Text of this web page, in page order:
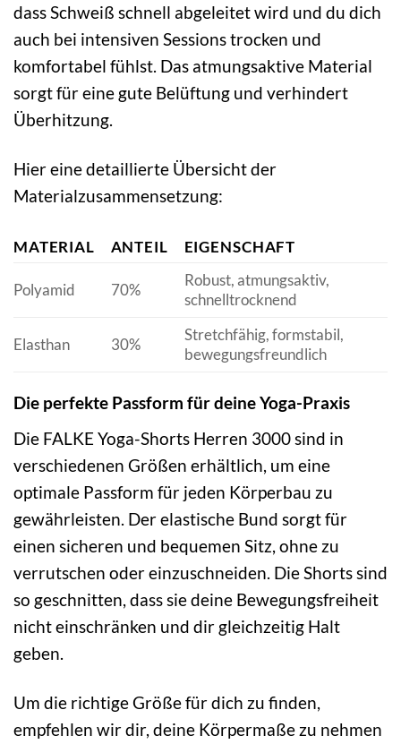
dass Schweiß schnell abgeleitet wird und du dich
auch bei intensiven Sessions trocken und
komfortabel fühlst. Das atmungsaktive Material
sorgt für eine gute Belüftung und verhindert
Überhitzung.
Hier eine detaillierte Übersicht der
Materialzusammensetzung:
MATERIAL ANTEIL EIGENSCHAFT
Polyamid 70%
Robust, atmungsaktiv,
schnelltrocknend
Elasthan 30%
Stretchfähig, formstabil,
bewegungsfreundlich
Die perfekte Passform für deine Yoga-Praxis
Die FALKE Yoga-Shorts Herren 3000 sind in
verschiedenen Größen erhältlich, um eine
optimale Passform für jeden Körperbau zu
gewährleisten. Der elastische Bund sorgt für
einen sicheren und bequemen Sitz, ohne zu
verrutschen oder einzuschneiden. Die Shorts sind
so geschnitten, dass sie deine Bewegungsfreiheit
nicht einschränken und dir gleichzeitig Halt
geben.
Um die richtige Größe für dich zu finden,
empfehlen wir dir, deine Körpermaße zu nehmen